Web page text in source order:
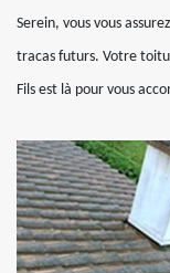
Serein, vous vous
tracas futurs. Votre
Fils est là pour vous